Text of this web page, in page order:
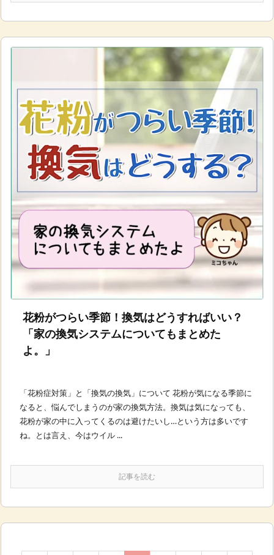
花粉がつらい季節！換気はどうすればいい？
「家の換気システムについてもまとめた
よ。」
「花粉症対策」と「換気の換気」について 花粉が気になる季節に
なると、悩んでしまうのが家の換気方法。換気は気になっても、
花粉が家の中に入ってくるのは避けたいし…という方は多いです
ね。とは言え、今はウイル ...
記事を読む